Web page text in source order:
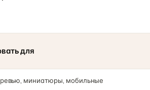
для
миниатюры, мобильные